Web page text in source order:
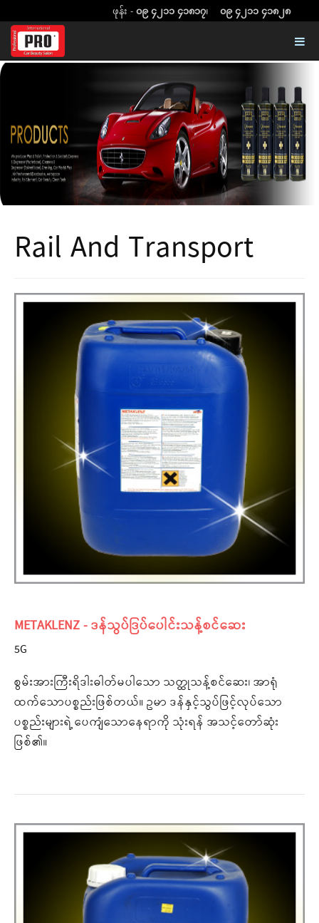
ဖုန်း - ၀၉ ၄၂၁၁ ၄၁၈၁၇၊ ၀၉ ၄၂၁၁ ၄၁၈၂၈
Rail And Transport
METAKLENZ - ဒန်သွပ်ဒြပ်ပေါင်းသန့်စင်ဆေး
5G
စွမ်းအားကြီးရိဒါးဓါတ်မပါသော သတ္ထုသန့်စင်ဆေး၊ အာရုံ
ထက်သောပစ္စည်းဖြစ်တယ်။ ဥမာ ဒန်နှင့်သွပ်ဖြင့်လုပ်သော
ပစ္စည်းများရဲ့ ပေကျံသောနေရာကို သုံးရန် အသင့်တော်ဆုံး
ဖြစ်၏။